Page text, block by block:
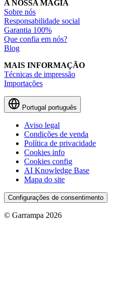
A NOSSA MAGIA
Sobre nós
Responsabilidade social
Garantia 100%
Que confia em nós?
Blog
MAIS INFORMAÇÃO
Técnicas de impressão
Importações
Portugal português
Aviso legal
Condições de venda
Política de privacidade
Cookies info
Cookies config
AI Knowledge Base
Mapa do site
Configurações de consentimento
© Garrampa 2026